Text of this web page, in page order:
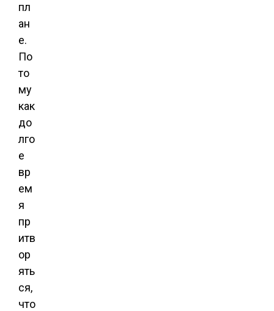
пл
ан
е.
По
то
му
как
до
лго
е
вр
ем
я
пр
итв
ор
ять
ся,
что